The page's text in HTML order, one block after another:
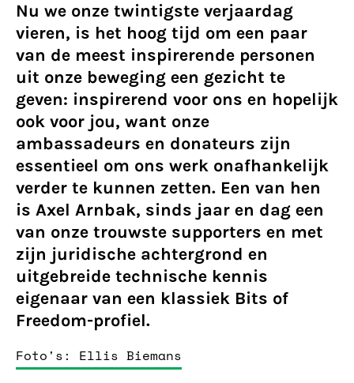
Nu we onze twintigste verjaardag
vieren, is het hoog tijd om een paar
van de meest inspirerende personen
uit onze beweging een gezicht te
geven: inspirerend voor ons en hopelijk
ook voor jou, want onze
ambassadeurs en donateurs zijn
essentieel om ons werk onafhankelijk
verder te kunnen zetten. Een van hen
is Axel Arnbak, sinds jaar en dag een
van onze trouwste supporters en met
zijn juridische achtergrond en
uitgebreide technische kennis
eigenaar van een klassiek Bits of
Freedom-profiel.
Foto's: Ellis Biemans